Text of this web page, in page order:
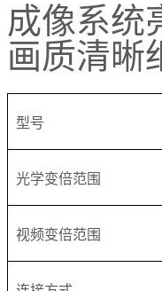
成像系统
画质清晰
型号
光学变倍范围
视频变倍范围